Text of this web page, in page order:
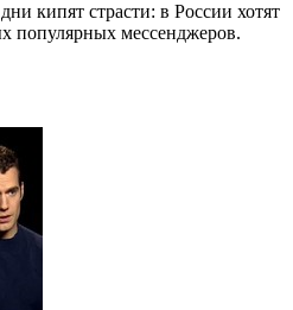
кипят страсти: в России хотят
популярных мессенджеров.